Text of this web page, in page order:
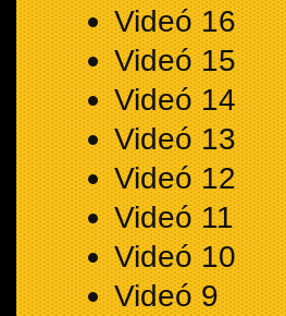
Videó 16
Videó 15
Videó 14
Videó 13
Videó 12
Videó 11
Videó 10
Videó 9